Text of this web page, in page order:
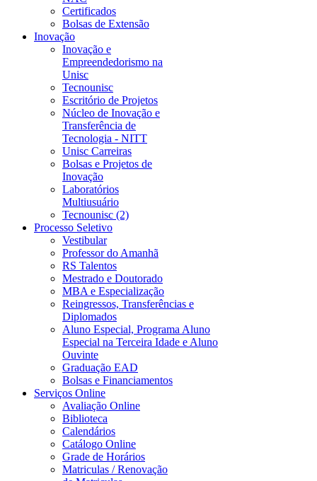
Certificados
Bolsas de Extensão
Inovação
Inovação e
Empreendedorismo na
Unisc
Tecnounisc
Escritório de Projetos
Núcleo de Inovação e
Transferência de
Tecnologia - NITT
Unisc Carreiras
Bolsas e Projetos de
Inovação
Laboratórios
Multiusuário
Tecnounisc (2)
Processo Seletivo
Vestibular
Professor do Amanhã
RS Talentos
Mestrado e Doutorado
MBA e Especialização
Reingressos, Transferências e
Diplomados
Aluno Especial, Programa Aluno
Especial na Terceira Idade e Aluno
Ouvinte
Graduação EAD
Bolsas e Financiamentos
Serviços Online
Avaliação Online
Biblioteca
Calendários
Catálogo Online
Grade de Horários
Matriculas / Renovação